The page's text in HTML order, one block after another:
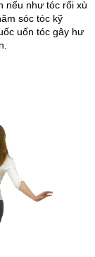
nếu như tóc rối xù
sóc tóc kỹ
uốn tóc gây hư